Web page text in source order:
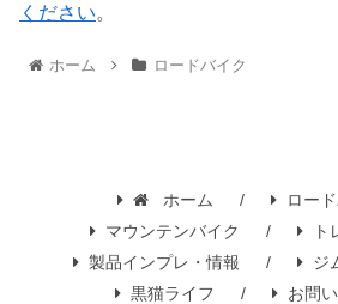
ください。
ホーム ロードバイク
ホーム
ロー
マウンテンバイク
ト
製品インプレ・情報
ジ
黒猫ライフ
お問